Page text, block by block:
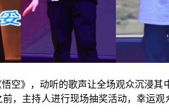
悟空》，动听的歌声让全场观众沉浸
，主持人进行现场抽奖活动，幸运观